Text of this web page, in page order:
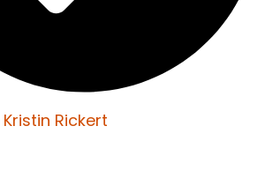
Kristin Rickert